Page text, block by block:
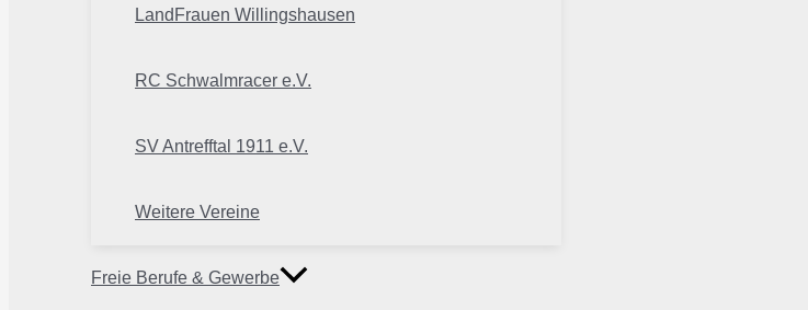
LandFrauen Willingshausen
RC Schwalmracer e.V.
SV Antrefftal 1911 e.V.
Weitere Vereine
Freie Berufe & Gewerbe